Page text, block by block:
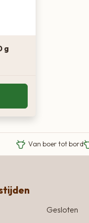
g
Van boer tot bord
Gesloten